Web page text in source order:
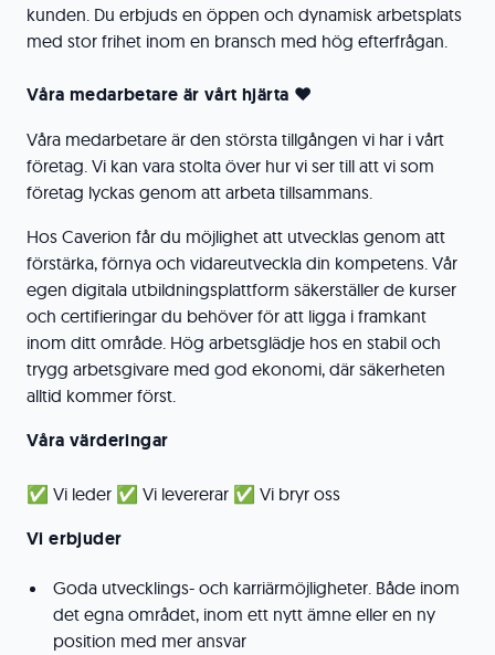
kunden. Du erbjuds en öppen och dynamisk arbetsplats
med stor frihet inom en bransch med hög efterfrågan.
Våra medarbetare är vårt hjärta ❤
Våra medarbetare är den största tillgången vi har i vårt
företag. Vi kan vara stolta över hur vi ser till att vi som
företag lyckas genom att arbeta tillsammans.
Hos Caverion får du möjlighet att utvecklas genom att
förstärka, förnya och vidareutveckla din kompetens. Vår
egen digitala utbildningsplattform säkerställer de kurser
och certifieringar du behöver för att ligga i framkant
inom ditt område. Hög arbetsglädje hos en stabil och
trygg arbetsgivare med god ekonomi, där säkerheten
alltid kommer först.
Våra värderingar
✅ Vi leder ✅ Vi levererar ✅ Vi bryr oss
Vi erbjuder
Goda utvecklings- och karriärmöjligheter. Både inom
det egna området, inom ett nytt ämne eller en ny
position med mer ansvar